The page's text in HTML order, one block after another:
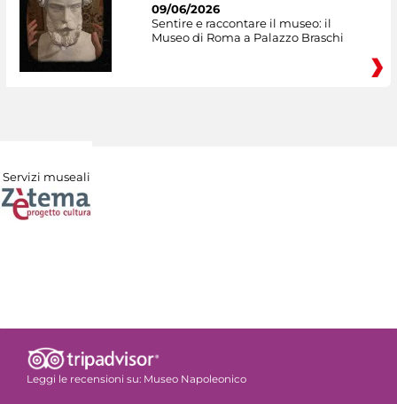
09/06/2026
Sentire e raccontare il museo: il
Museo di Roma a Palazzo Braschi
Servizi museali
Leggi le recensioni su: Museo Napoleonico